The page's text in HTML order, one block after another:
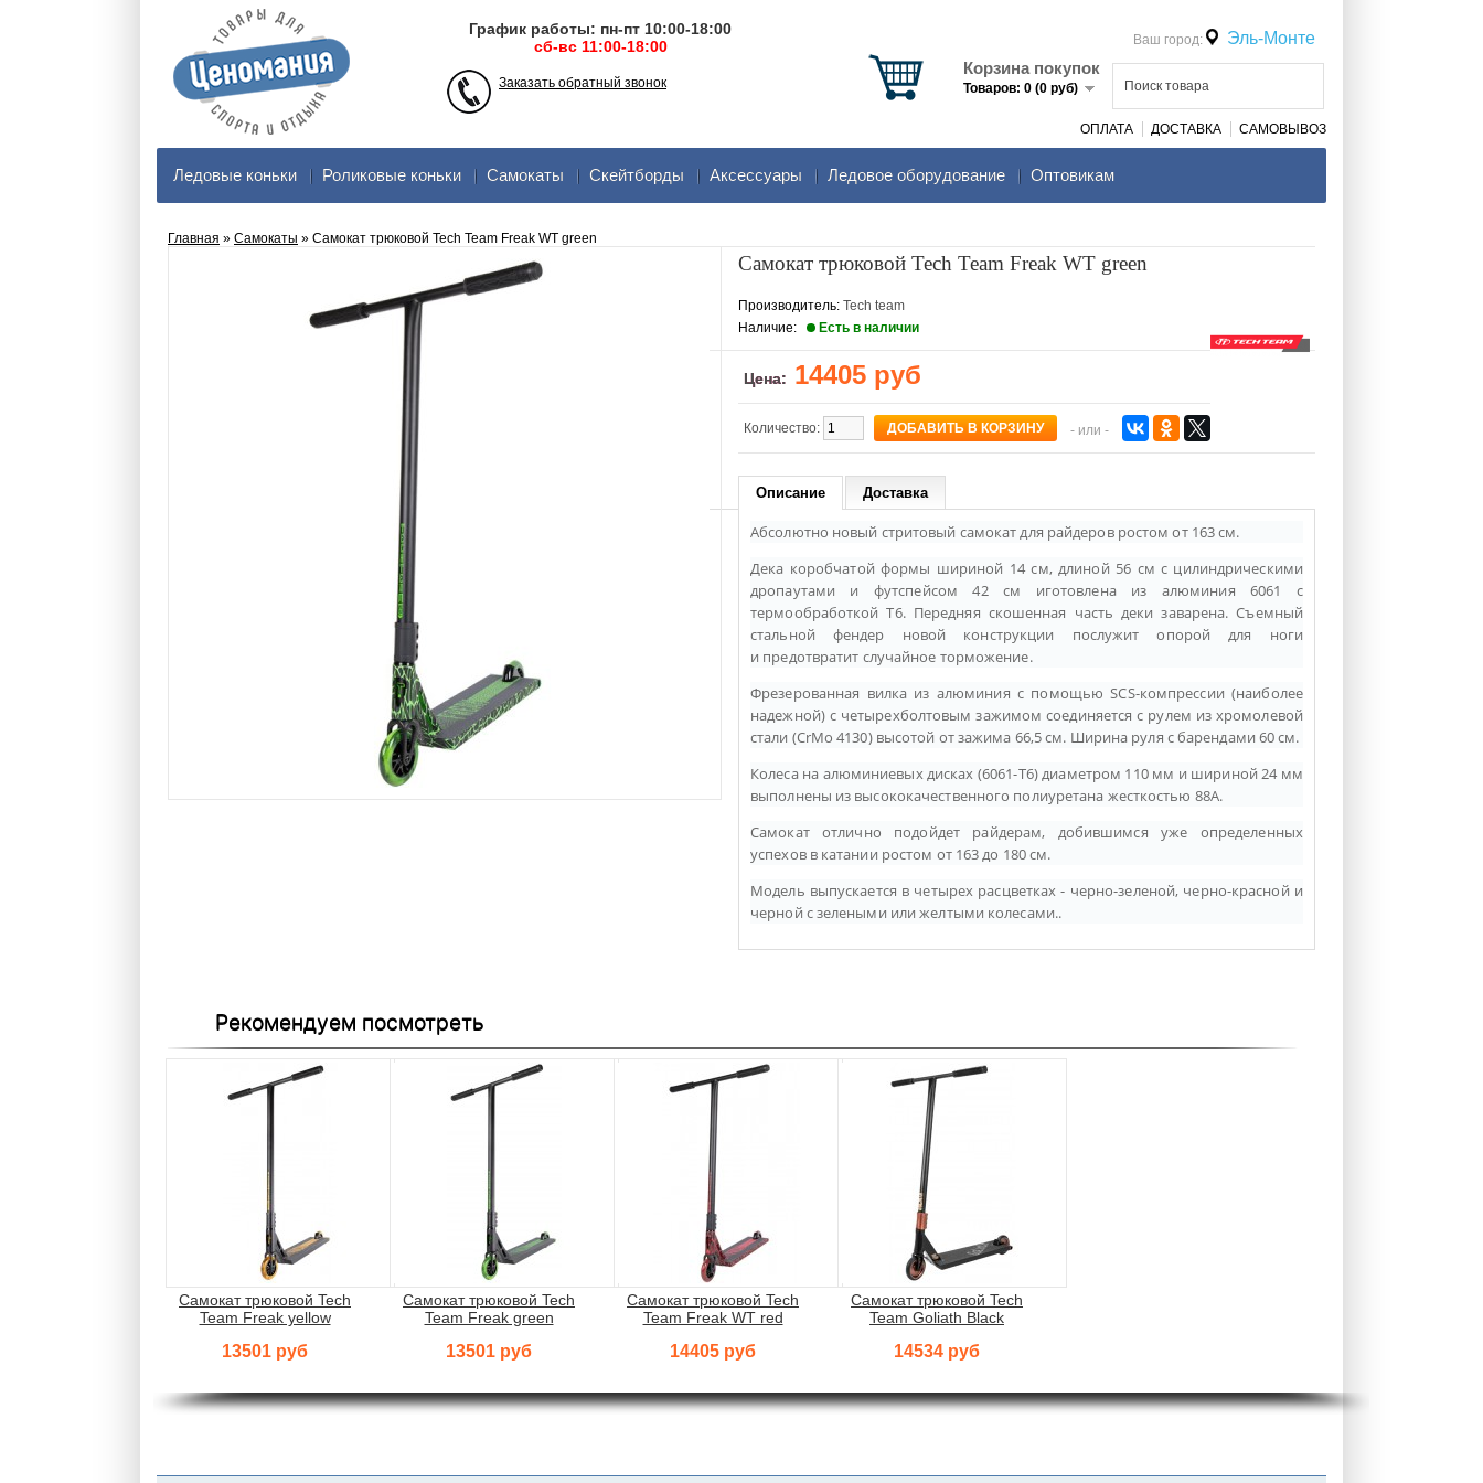
Заказать обратный звонок
График работы: пн-пт 10:00-18:00
сб-вс 11:00-18:00
Корзина покупок
Товаров: 0 (0 руб)
Ваш город: Эль-Монте
ОПЛАТА ДОСТАВКА САМОВЫВОЗ
Ледовые коньки Роликовые коньки Самокаты Скейтборды Аксеcсуары Ледовое оборудование Оптовикам
Главная » Самокаты » Самокат трюковой Tech Team Freak WT green
Самокат трюковой Tech Team Freak WT green
Производитель: Tech team
Наличие:
Есть в наличии
Цена: 14405 руб
Количество: - или -
Описание Доставка
Абсолютно новый стритовый самокат для райдеров ростом от 163 см.
Дека коробчатой формы шириной 14 см, длиной 56 см с цилиндрическими
дропаутами и футспейсом 42 см иготовлена из алюминия 6061 с
термообработкой Т6. Передняя скошенная часть деки заварена. Съемный
стальной фендер новой конструкции послужит опорой для ноги
и предотвратит случайное торможение.
Фрезерованная вилка из алюминия с помощью SCS-компрессии (наиболее
надежной) с четырехболтовым зажимом соединяется с рулем из хромолевой
стали (CrMo 4130) высотой от зажима 66,5 см. Ширина руля с барендами 60 см.
Колеса на алюминиевых дисках (6061-Т6) диаметром 110 мм и шириной 24 мм
выполнены из высококачественного полиуретана жесткостью 88А.
Самокат отлично подойдет райдерам, добившимся уже определенных
успехов в катании ростом от 163 до 180 см.
Модель выпускается в четырех расцветках - черно-зеленой, черно-красной и
черной с зелеными или желтыми колесами..
Рекомендуем посмотреть
Самокат трюковой Tech
Team Freak yellow
13501 руб
Самокат трюковой Tech
Team Freak green
13501 руб
Самокат трюковой Tech
Team Freak WT red
14405 руб
Самокат трюковой Tech
Team Goliath Black
14534 руб